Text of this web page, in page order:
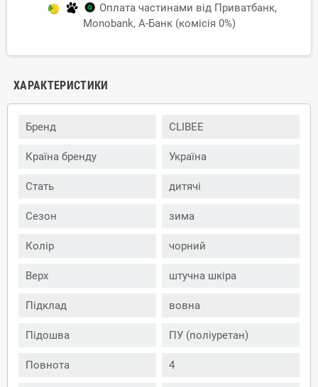
Оплата частинами від Приватбанк,
Monobank, А-Банк (комісія 0%)
ХАРАКТЕРИСТИКИ
Бренд CLIBEE
Країна бренду Україна
Стать дитячі
Сезон зима
Колір чорний
Верх штучна шкіра
Підклад вовна
Підошва ПУ (поліуретан)
Повнота 4